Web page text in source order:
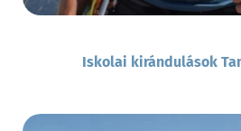
Iskolai kirándulások